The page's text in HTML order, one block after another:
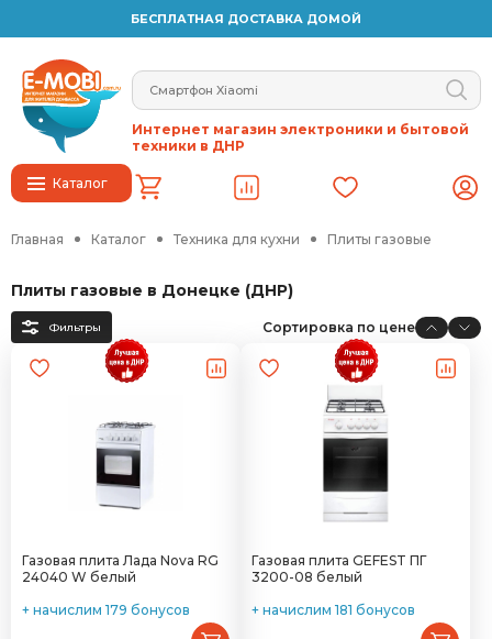
БЕСПЛАТНАЯ ДОСТАВКА ДОМОЙ
Каталог
Интернет магазин электроники и бытовой
техники в ДНР
Главная Каталог Техника для кухни Плиты газовые
Плиты газовые в Донецке (ДНР)
Фильтры Сортировка по цене
Газовая плита Лада Nova RG
24040 W белый
+ начислим 179 бонусов
Газовая плита GEFEST ПГ
3200-08 белый
+ начислим 181 бонусов